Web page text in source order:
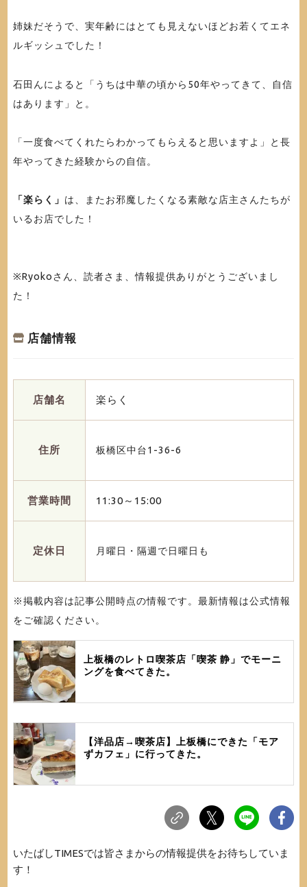
姉妹だそうで、実年齢にはとても見えないほどお若くてエネ
ルギッシュでした！
石田んによると「うちは中華の頃から50年やってきて、自信
はあります」と。
「一度食べてくれたらわかってもらえると思いますよ」と長
年やってきた経験からの自信。
「楽らく」 は、またお邪魔したくなる素敵な店主さんたちが
いるお店でした！
※Ryokoさん、読者さま、情報提供ありがとうございまし
た！
店舗情報
店舗名 楽らく
住所 板橋区中台1-36-6
営業時間 11:30～15:00
定休日 月曜日・隔週で日曜日も
※掲載内容は記事公開時点の情報です。最新情報は公式情報
をご確認ください。
上板橋のレトロ喫茶店「喫茶 静」でモーニ
ングを食べてきた。
【洋品店→喫茶店】上板橋にできた「モア
ずカフェ」に行ってきた。
いたばしTIMESでは皆さまからの情報提供をお待ちしていま
す！